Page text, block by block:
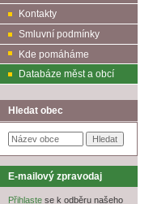
Kontakty
Smluvní podmínky
Kde pomáháme
Databáze měst a obcí
Hledat obec
E-mailový zpravodaj
Přihlaste se k odběru našeho